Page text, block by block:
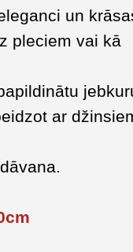
un
pleciem vai kā
ar